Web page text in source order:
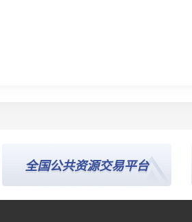
全国公共资源交易平台